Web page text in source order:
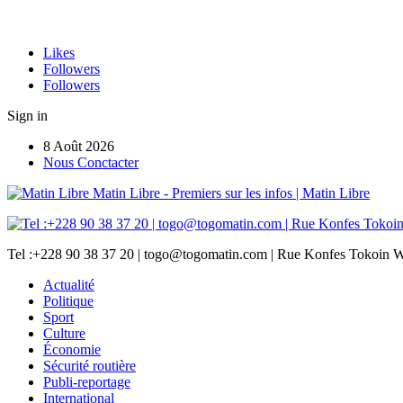
Likes
Followers
Followers
Sign in
8 Août 2026
Nous Conctacter
Matin Libre - Premiers sur les infos | Matin Libre
Tel :+228 90 38 37 20 | togo@togomatin.com | Rue Konfes Tokoin
Actualité
Politique
Sport
Culture
Économie
Sécurité routière
Publi-reportage
International